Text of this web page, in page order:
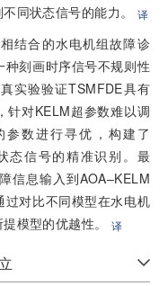
同状态信号的能力。
译
结合的水电机组故障诊
刻画时序信号不规则性
实验验证TSMFDE具有
针对KELM超参数难以调
参数进行寻优，构建了
态信号的精准识别。最
信息输入到AOA–KELM
对比不同模型在水电机
模型的优越性。
译